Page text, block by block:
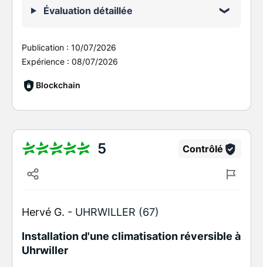
Évaluation détaillée
Publication : 10/07/2026
Expérience : 08/07/2026
Blockchain
5 Contrôlé
Hervé G. - UHRWILLER (67)
Installation d'une climatisation réversible à
Uhrwiller